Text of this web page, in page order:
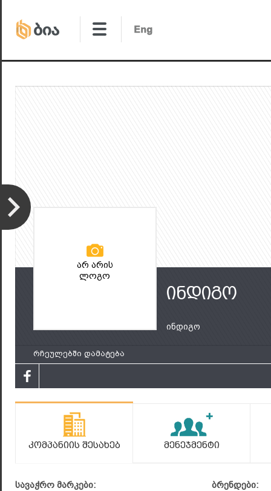
არ არის
ლოგო
ინდიგო
ინდიგო
რჩეულებში დამატება
Კომპანიის Შესახებ Მენეჯმენტი
სავაჭრო მარკები: ბრენდები: